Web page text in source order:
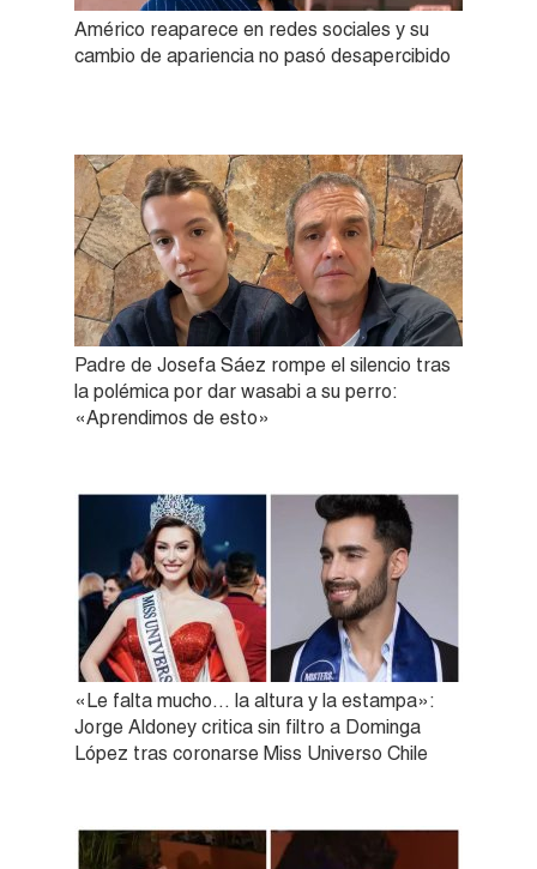
Américo reaparece en redes sociales y su
cambio de apariencia no pasó desapercibido
Padre de Josefa Sáez rompe el silencio tras
la polémica por dar wasabi a su perro:
«Aprendimos de esto»
«Le falta mucho… la altura y la estampa»:
Jorge Aldoney critica sin filtro a Dominga
López tras coronarse Miss Universo Chile